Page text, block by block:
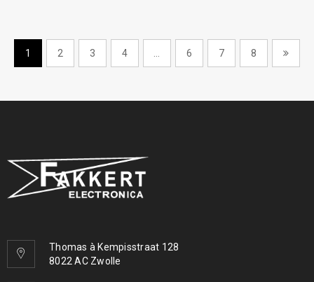
1 2 3 4 6 7 8
Thomas à Kempisstraat 128
8022 AC Zwolle